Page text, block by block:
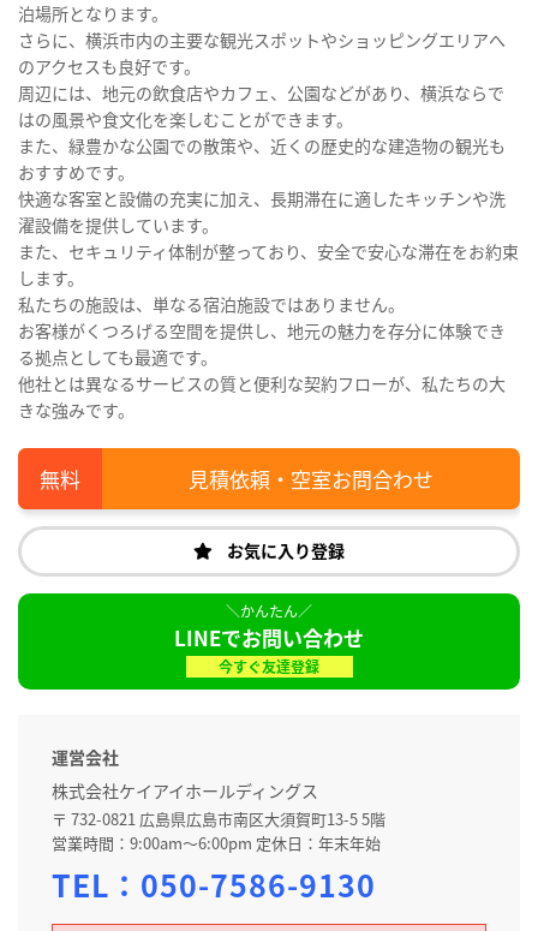
泊場所となります。
さらに、横浜市内の主要な観光スポットやショッピングエリアへ
のアクセスも良好です。
周辺には、地元の飲食店やカフェ、公園などがあり、横浜ならで
はの風景や食文化を楽しむことができます。
また、緑豊かな公園での散策や、近くの歴史的な建造物の観光も
おすすめです。
快適な客室と設備の充実に加え、長期滞在に適したキッチンや洗
濯設備を提供しています。
また、セキュリティ体制が整っており、安全で安心な滞在をお約束
します。
私たちの施設は、単なる宿泊施設ではありません。
お客様がくつろげる空間を提供し、地元の魅力を存分に体験でき
る拠点としても最適です。
他社とは異なるサービスの質と便利な契約フローが、私たちの大
きな強みです。
見積依頼・空室お問合わせ
お気に入り登録
LINEでお問い合わせ
今すぐ友達登録
運営会社
株式会社ケイアイホールディングス
〒 732-0821 広島県広島市南区大須賀町13-5 5階
営業時間：9:00am～6:00pm 定休日：年末年始
TEL： 050-7586-9130